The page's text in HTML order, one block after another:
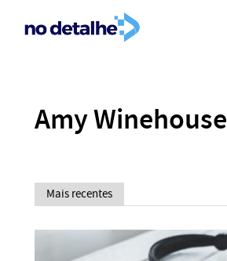
Amy Winehouse
Mais recentes